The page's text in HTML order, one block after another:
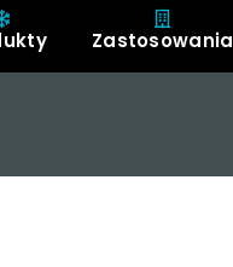
Zastosowania